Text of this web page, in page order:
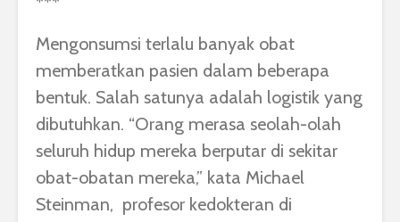
Mengonsumsi terlalu banyak obat
memberatkan pasien dalam beberapa
bentuk. Salah satunya adalah logistik yang
dibutuhkan. “Orang merasa seolah-olah
seluruh hidup mereka berputar di sekitar
obat-obatan mereka,” kata Michael
Steinman, profesor kedokteran di